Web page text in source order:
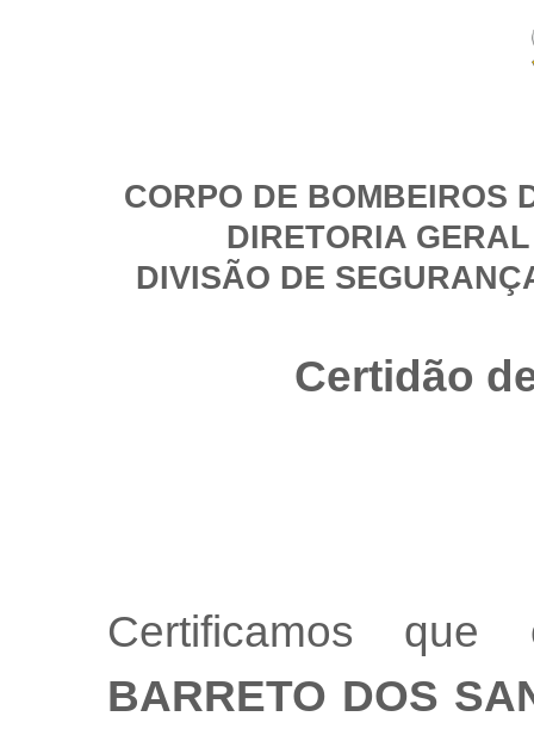
CORPO DE BOMBEIROS
DIRETORIA
DIVISÃO DE
Certidão
Certificamos
BARRETO DOS